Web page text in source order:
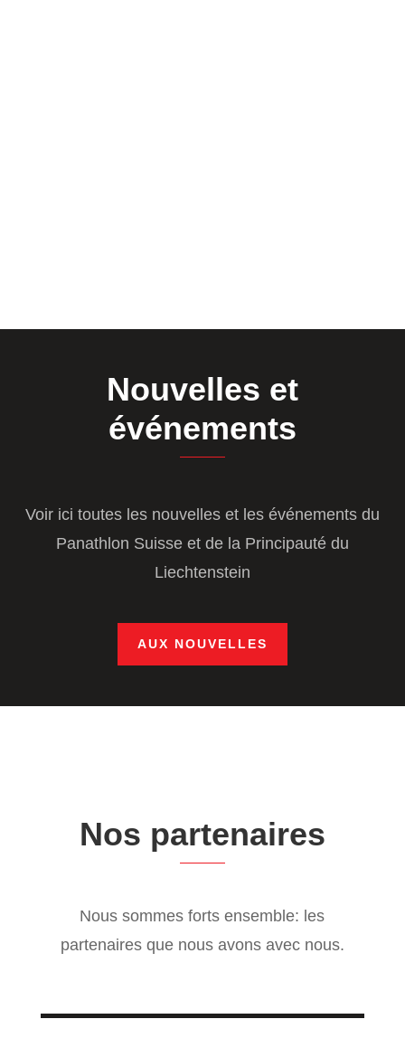
Nouvelles et
événements
Voir ici toutes les nouvelles et les événements du
Panathlon Suisse et de la Principauté du
Liechtenstein
AUX NOUVELLES
Nos partenaires
Nous sommes forts ensemble: les
partenaires que nous avons avec nous.